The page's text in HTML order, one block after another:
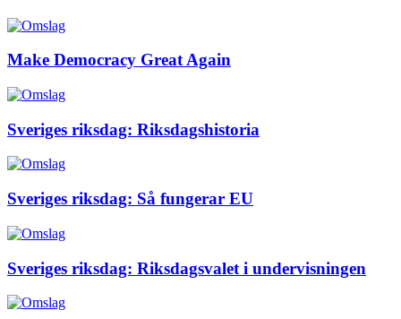
Make Democracy Great Again
Sveriges riksdag: Riksdagshistoria
Sveriges riksdag: Så fungerar EU
Sveriges riksdag: Riksdagsvalet i undervisningen